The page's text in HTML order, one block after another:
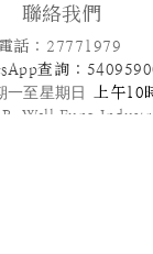
聯絡我們
電話 : 27771979
查詢 :
一至星期日
上午
,Well Fung